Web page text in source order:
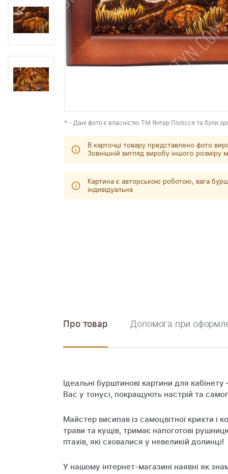
* - Дані фото є власністю ТМ Янтар Полісся та були
В карточці товару представлено фото
Зовнішній вигляд виробу іншого розміру
Картина є авторською роботою, вага
індивідуальна
Про товар Допомога при
Ідеальні бурштинові картини для
Вас у тонусі, покращують настрій та
Майстер висипав із самоцвітної крихти і
трави та кущів, тримає напоготові
птахів, які сховалися у невеликій долинці!
У нашому інтернет-магазині наявні як